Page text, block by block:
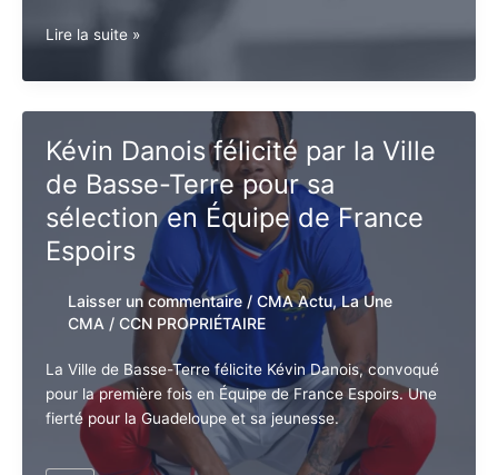
Guadeloupe.
l’eau.
Les 3
de
Guy
Lire la suite »
Kévin Danois félicité par la Ville
de Basse-Terre pour sa
sélection en Équipe de France
Espoirs
Laisser un commentaire CMA Actu,
Une CMA/CCN PROPRIÉTAIRE
La Ville de Basse-Terre félicite Kévin Danois,
convoqué pour la première fois en Équipe de France
Espoirs. Une fierté pour la Guadeloupe et sa jeunesse.